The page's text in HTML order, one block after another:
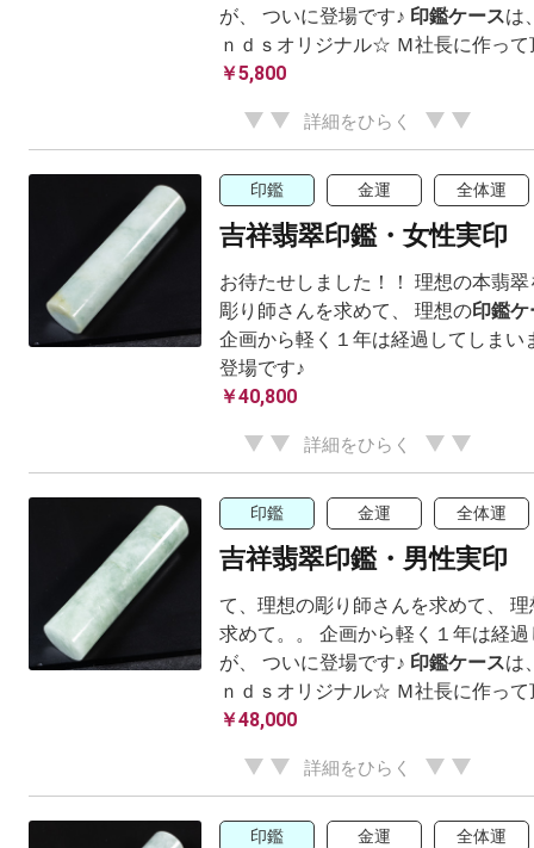
が、 ついに登場です♪ 印鑑ケースは
ｎｄｓオリジナル☆ Ｍ社長に作って
￥5,800
詳細をひらく
印鑑 金運 全体運
吉祥翡翠印鑑・女性実印
お待たせしました！！ 理想の本翡
彫り師さんを求めて、 理想の印鑑ケ
企画から軽く１年は経過してしまい
登場です♪
￥40,800
詳細をひらく
印鑑 金運 全体運
吉祥翡翠印鑑・男性実印
て、理想の彫り師さんを求めて、 理
求めて。。 企画から軽く１年は経
が、 ついに登場です♪ 印鑑ケースは
ｎｄｓオリジナル☆ Ｍ社長に作って
￥48,000
詳細をひらく
印鑑 金運 全体運